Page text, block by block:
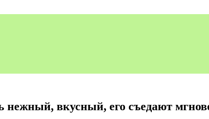
вкусный, его съедают